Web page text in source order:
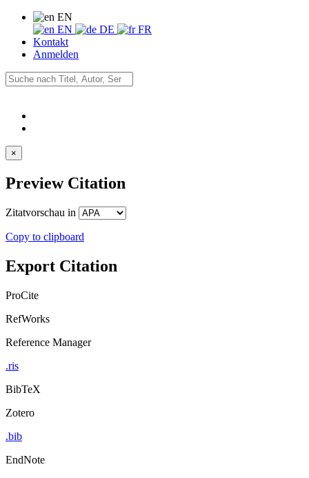
EN
EN
DE
FR
Kontakt
Anmelden
×
Preview Citation
Zitatvorschau in
Copy to clipboard
Export Citation
ProCite
RefWorks
Reference Manager
.ris
BibTeX
Zotero
.bib
EndNote